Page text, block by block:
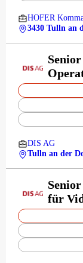
HOFER
3430 Tulln an
DIS AG
Tulln an der
für